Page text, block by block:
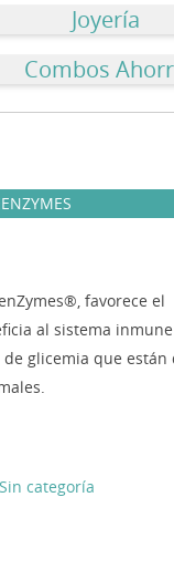
Joyería
Combos
favorece el
al sistema
glicemia que están
Sin categoría